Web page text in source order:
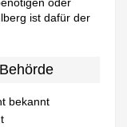
ist dafür der
bekannt